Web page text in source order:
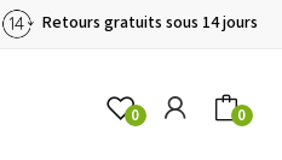
Retours gratuits sous 14 jours
0 0